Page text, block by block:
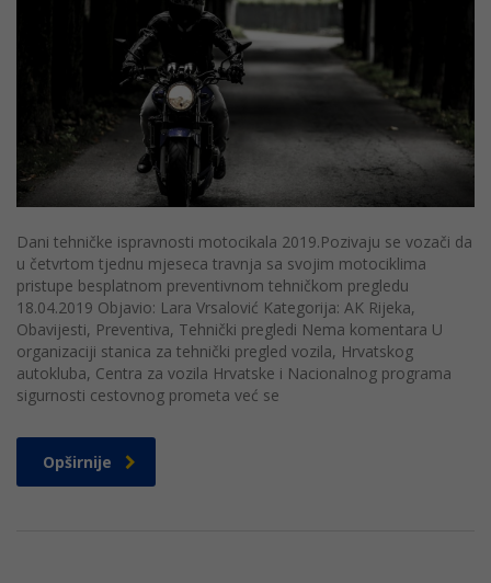
Dani tehničke ispravnosti motocikala 2019.Pozivaju se vozači da
u četvrtom tjednu mjeseca travnja sa svojim motociklima
pristupe besplatnom preventivnom tehničkom pregledu
18.04.2019 Objavio: Lara Vrsalović Kategorija: AK Rijeka,
Obavijesti, Preventiva, Tehnički pregledi Nema komentara U
organizaciji stanica za tehnički pregled vozila, Hrvatskog
autokluba, Centra za vozila Hrvatske i Nacionalnog programa
sigurnosti cestovnog prometa već se
Opširnije